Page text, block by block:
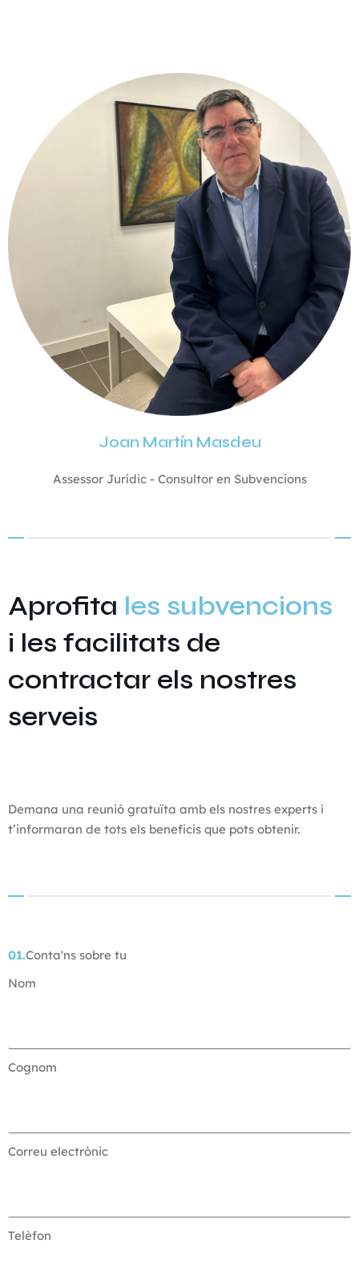
Joan Martín Masdeu
Assessor Jurídic - Consultor en Subvencions
Aprofita les subvencions
i les facilitats de
contractar els nostres
serveis
Demana una reunió gratuïta amb els nostres experts i
t’informaran de tots els beneficis que pots obtenir.
01.Conta'ns sobre tu
Nom
Cognom
Correu electrònic
Telèfon